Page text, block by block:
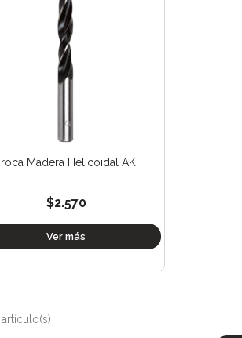
Madera Helicoidal AKI
$2.570
Ver más